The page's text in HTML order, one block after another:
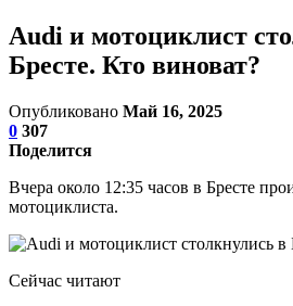
Audi и мотоциклист
Бресте. Кто виноват?
Опубликовано Май 16, 2025
0 307
Поделится
Вчера около 12:35 часов в Бресте
мотоциклиста.
Сейчас читают